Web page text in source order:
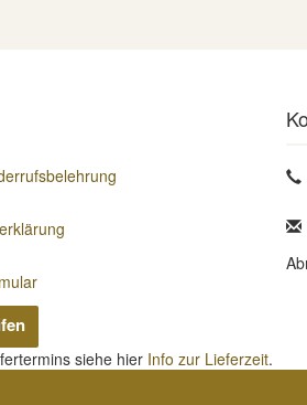
siehe hier Info zur Lieferzeit.